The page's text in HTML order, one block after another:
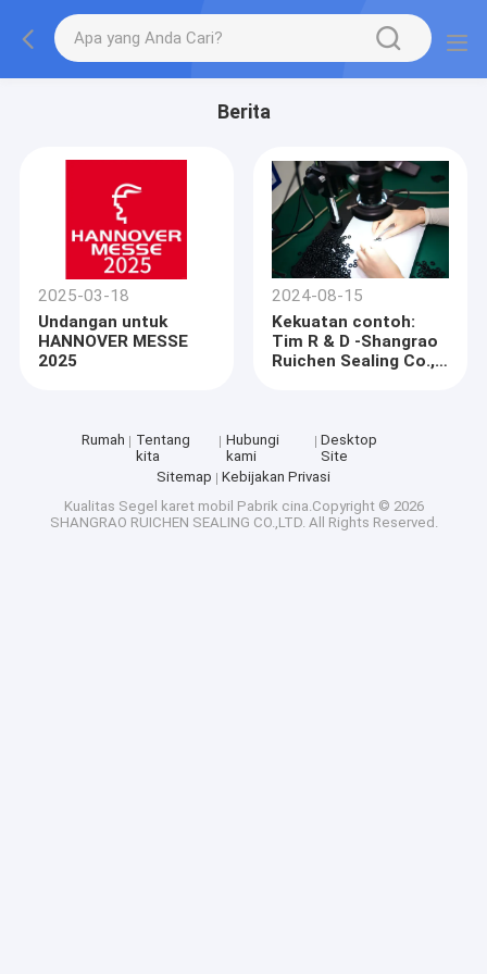
Berita
2025-03-18
Undangan untuk
HANNOVER MESSE
2025
2024-08-15
Kekuatan contoh:
Tim R & D -Shangrao
Ruichen Sealing Co.,
Rumah
Tentang
kita
Hubungi
kami
Desktop
Site
Sitemap
Kebijakan Privasi
Kualitas Segel karet mobil Pabrik cina.Copyright © 2026
SHANGRAO RUICHEN SEALING CO.,LTD. All Rights Reserved.